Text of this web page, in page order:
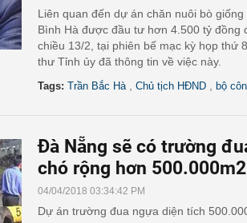
Liên quan đến dự án chăn nuôi bò
Bình Hà được đầu tư hơn 4.500 tỷ đồng
chiều 13/2, tại phiên bế mạc kỳ họp thứ
thư Tỉnh ủy đã thông tin về việc này.
Tags: Trần Bắc Hà Chủ tịch HĐND bộ
Đà Nẵng sẽ có trường
chó rộng hơn
04/04/2018 03:34:42 PM
Dự án trường đua ngựa diện tích